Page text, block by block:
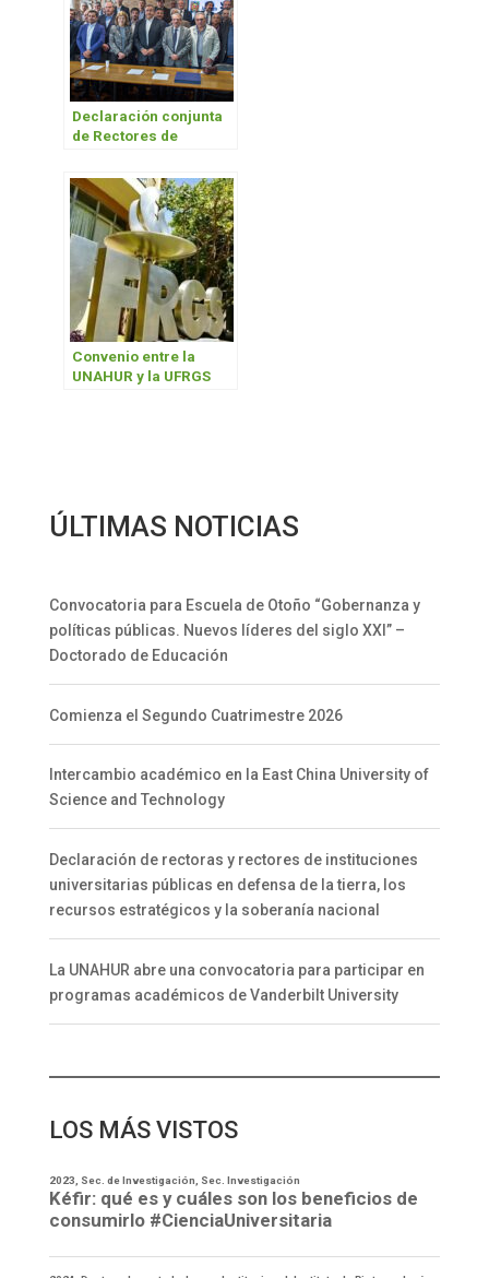
Declaración conjunta
de Rectores de
públicas y la CGT
Convenio entre la
UNAHUR y la UFRGS
ÚLTIMAS NOTICIAS
Convocatoria para Escuela de Otoño “Gobernanza y
políticas públicas. Nuevos líderes del siglo XXI” –
Doctorado de Educación
Comienza el Segundo Cuatrimestre 2026
Intercambio académico en la East China University of
Science and Technology
Declaración de rectoras y rectores de instituciones
universitarias públicas en defensa de la tierra, los
recursos estratégicos y la soberanía nacional
La UNAHUR abre una convocatoria para participar en
programas académicos de Vanderbilt University
LOS MÁS VISTOS